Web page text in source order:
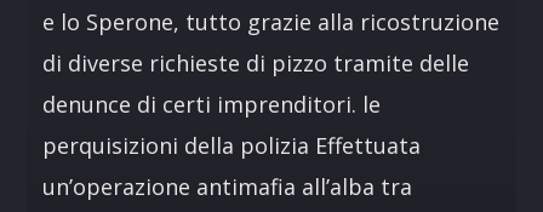
e lo Sperone, tutto grazie alla ricostruzione
di diverse richieste di pizzo tramite delle
denunce di certi imprenditori. le
perquisizioni della polizia Effettuata
un’operazione antimafia all’alba tra